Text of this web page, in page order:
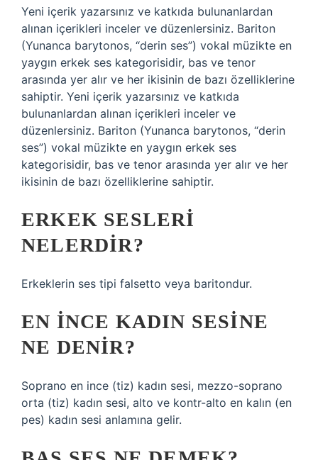
Yeni içerik yazarsınız ve katkıda bulunanlardan
alınan içerikleri inceler ve düzenlersiniz. Bariton
(Yunanca barytonos, “derin ses”) vokal müzikte en
yaygın erkek ses kategorisidir, bas ve tenor
arasında yer alır ve her ikisinin de bazı özelliklerine
sahiptir. Yeni içerik yazarsınız ve katkıda
bulunanlardan alınan içerikleri inceler ve
düzenlersiniz. Bariton (Yunanca barytonos, “derin
ses”) vokal müzikte en yaygın erkek ses
kategorisidir, bas ve tenor arasında yer alır ve her
ikisinin de bazı özelliklerine sahiptir.
ERKEK SESLERI
NELERDIR?
Erkeklerin ses tipi falsetto veya baritondur.
EN INCE KADIN SESINE
NE DENIR?
Soprano en ince (tiz) kadın sesi, mezzo-soprano
orta (tiz) kadın sesi, alto ve kontr-alto en kalın (en
pes) kadın sesi anlamına gelir.